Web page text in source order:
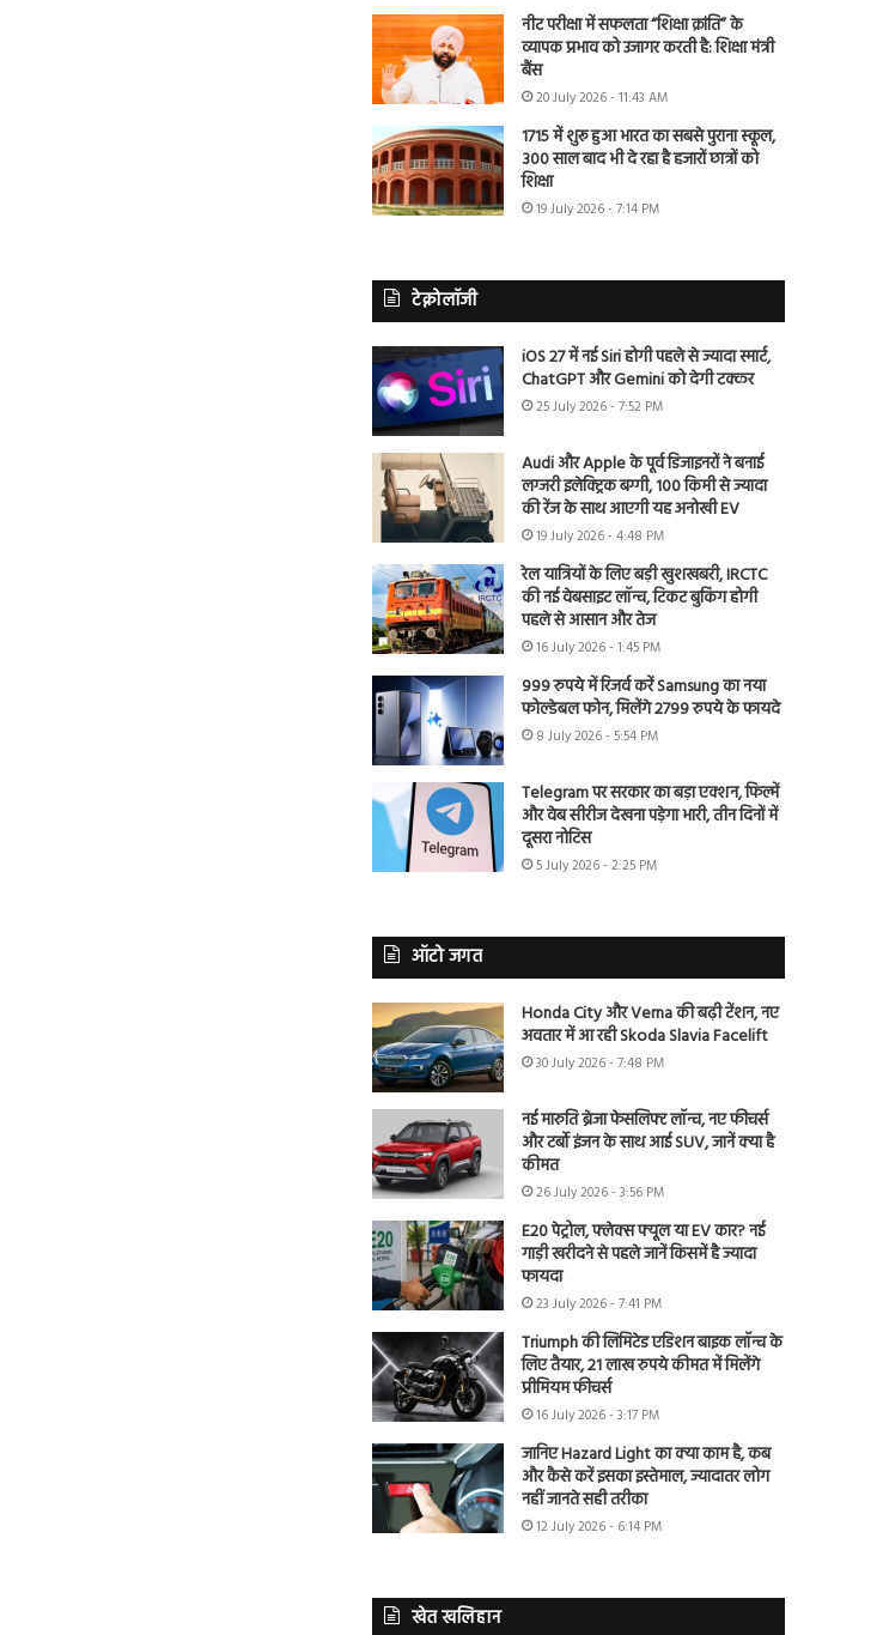
नीट परीक्षा में सफलता “शिक्षा क्रांति” के
व्यापक प्रभाव को उजागर करती है: शिक्षा मंत्री
बैंस
20 July 2026 - 11:43 AM
1715 में शुरू हुआ भारत का सबसे पुराना स्कूल,
300 साल बाद भी दे रहा है हजारों छात्रों को
शिक्षा
19 July 2026 - 7:14 PM
टेक्नोलॉजी
iOS 27 में नई Siri होगी पहले से ज्यादा स्मार्ट,
ChatGPT और Gemini को देगी टक्कर
25 July 2026 - 7:52 PM
Audi और Apple के पूर्व डिजाइनरों ने बनाई
लग्जरी इलेक्ट्रिक बग्गी, 100 किमी से ज्यादा
की रेंज के साथ आएगी यह अनोखी EV
19 July 2026 - 4:48 PM
रेल यात्रियों के लिए बड़ी खुशखबरी, IRCTC
की नई वेबसाइट लॉन्च, टिकट बुकिंग होगी
पहले से आसान और तेज
16 July 2026 - 1:45 PM
999 रुपये में रिजर्व करें Samsung का नया
फोल्डेबल फोन, मिलेंगे 2799 रुपये के फायदे
8 July 2026 - 5:54 PM
Telegram पर सरकार का बड़ा एक्शन, फिल्में
और वेब सीरीज देखना पड़ेगा भारी, तीन दिनों में
दूसरा नोटिस
5 July 2026 - 2:25 PM
ऑटो जगत
Honda City और Verna की बढ़ी टेंशन, नए
अवतार में आ रही Skoda Slavia Facelift
30 July 2026 - 7:48 PM
नई मारुति ब्रेजा फेसलिफ्ट लॉन्च, नए फीचर्स
और टर्बो इंजन के साथ आई SUV, जानें क्या है
कीमत
26 July 2026 - 3:56 PM
E20 पेट्रोल, फ्लेक्स फ्यूल या EV कार? नई
गाड़ी खरीदने से पहले जानें किसमें है ज्यादा
फायदा
23 July 2026 - 7:41 PM
Triumph की लिमिटेड एडिशन बाइक लॉन्च के
लिए तैयार, 21 लाख रुपये कीमत में मिलेंगे
प्रीमियम फीचर्स
16 July 2026 - 3:17 PM
जानिए Hazard Light का क्या काम है, कब
और कैसे करें इसका इस्तेमाल, ज्यादातर लोग
नहीं जानते सही तरीका
12 July 2026 - 6:14 PM
खेत खलिहान